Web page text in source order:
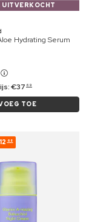
UITVERKOCHT
Hydrating Serum
€37 69
TOE
68